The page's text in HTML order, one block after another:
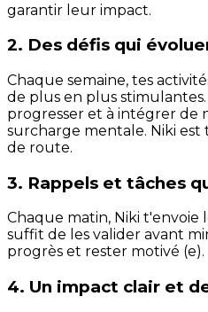
garantir leur impact.
2. Des défis qui
Chaque semaine, tes
de plus en plus
progresser et à intégrer de
surcharge mentale. Niki
de route.
3. Rappels et tâches
Chaque matin, Niki t'envoie
suffit de les valider avant
progrès et rester motivé (e).
4. Un impact clair et